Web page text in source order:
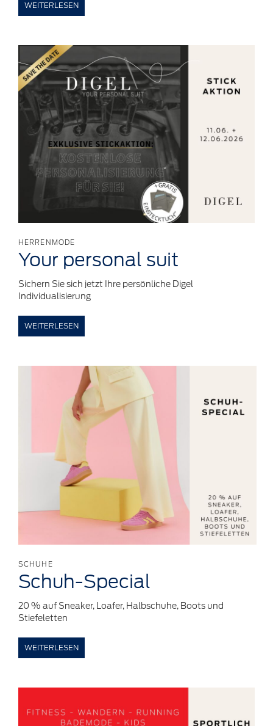
WEITERLESEN
HERRENMODE
Your personal suit
Sichern Sie sich jetzt Ihre persönliche Digel
Individualisierung
WEITERLESEN
SCHUHE
Schuh-Special
20 % auf Sneaker, Loafer, Halbschuhe, Boots und
Stiefeletten
WEITERLESEN